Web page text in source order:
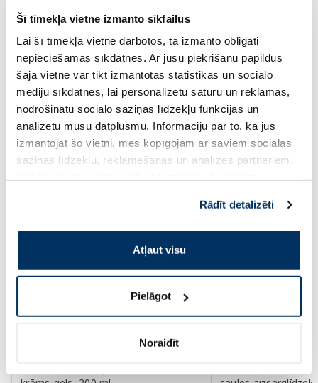
Šī tīmekļa vietne izmanto sīkfailus
Lai šī tīmekļa vietne darbotos, tā izmanto obligāti
nepieciešamās sīkdatnes. Ar jūsu piekrišanu papildus
šajā vietnē var tikt izmantotas statistikas un sociālo
mediju sīkdatnes, lai personalizētu saturu un reklāmas,
nodrošinātu sociālo saziņas līdzekļu funkcijas un
analizētu mūsu datplūsmu. Informāciju par to, kā jūs
izmantojat šo vietni, mēs kopīgojam ar saviem sociālās
saziņas līdzekļu, reklamēšanas un analīzes partneriem,
pakalpojumus. Ja piekrītat šo papildu sīkdatņu
izmantošanai, lūdzu, atzīmējiet savu izvēli:
Rādīt detalizēti
Atļaut visu
Pielāgot
Noraidīt
9.43 €
Pirkt
Page 1 of 10
Saules aizsardzībai vasarā ☀️
EUCERIN Sun Oil